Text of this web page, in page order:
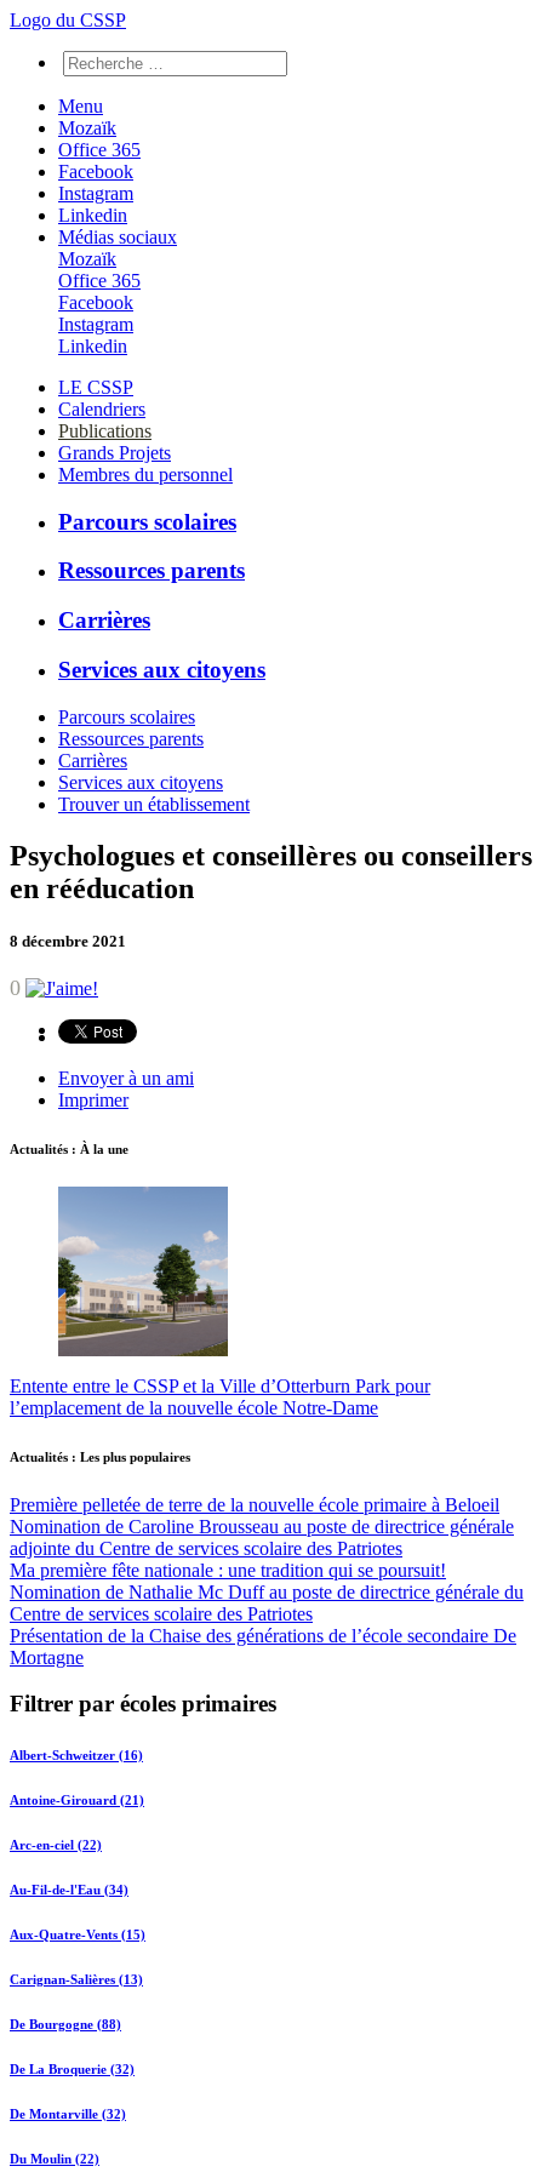
Logo du CSSP
Menu
Mozaïk
Office 365
Facebook
Instagram
Linkedin
Médias sociaux
Mozaïk
Office 365
Facebook
Instagram
Linkedin
LE CSSP
Calendriers
Publications
Grands Projets
Membres du personnel
Parcours scolaires
Ressources parents
Carrières
Services aux citoyens
Parcours scolaires
Ressources parents
Carrières
Services aux citoyens
Trouver un établissement
Psychologues et conseillères ou conseillers
en rééducation
8 décembre 2021
0
Envoyer à un ami
Imprimer
Actualités : À la une
Entente entre le CSSP et la Ville d’Otterburn Park pour
l’emplacement de la nouvelle école Notre-Dame
Actualités : Les plus populaires
Première pelletée de terre de la nouvelle école primaire à Beloeil
Nomination de Caroline Brousseau au poste de directrice générale
adjointe du Centre de services scolaire des Patriotes
Ma première fête nationale : une tradition qui se poursuit!
Nomination de Nathalie Mc Duff au poste de directrice générale du
Centre de services scolaire des Patriotes
Présentation de la Chaise des générations de l’école secondaire De
Mortagne
Filtrer par écoles primaires
Albert-Schweitzer (16)
Antoine-Girouard (21)
Arc-en-ciel (22)
Au-Fil-de-l'Eau (34)
Aux-Quatre-Vents (15)
Carignan-Salières (13)
De Bourgogne (88)
De La Broquerie (32)
De Montarville (32)
Du Moulin (22)